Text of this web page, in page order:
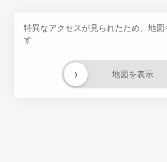
特異なアクセスが見られたため、地図
す
地図を表示
›